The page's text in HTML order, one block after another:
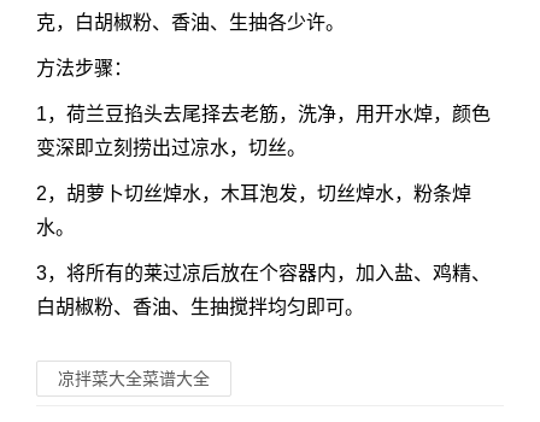
克，白胡椒粉、香油、生抽各少许。
方法步骤：
1，荷兰豆掐头去尾择去老筋，洗净，用开水焯，颜色
变深即立刻捞出过凉水，切丝。
2，胡萝卜切丝焯水，木耳泡发，切丝焯水，粉条焯
水。
3，将所有的莱过凉后放在个容器内，加入盐、鸡精、
白胡椒粉、香油、生抽搅拌均匀即可。
凉拌菜大全菜谱大全